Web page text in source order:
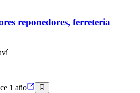
reponedores, ferreteria
1 año